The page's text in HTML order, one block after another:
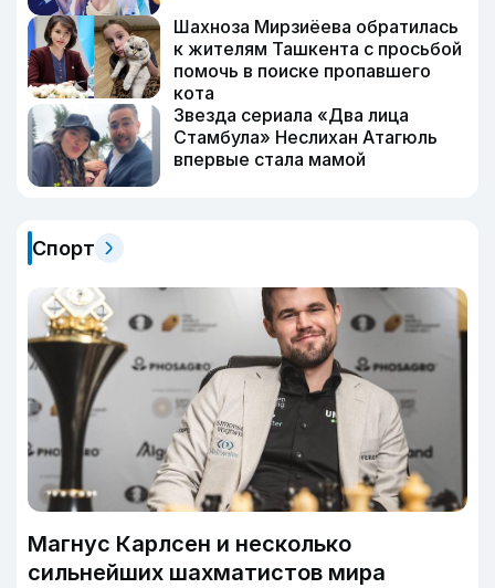
Шахноза Мирзиёева обратилась
к жителям Ташкента с просьбой
помочь в поиске пропавшего
кота
Звезда сериала «Два лица
Стамбула» Неслихан Атагюль
впервые стала мамой
Спорт
Магнус Карлсен и несколько
сильнейших шахматистов мира